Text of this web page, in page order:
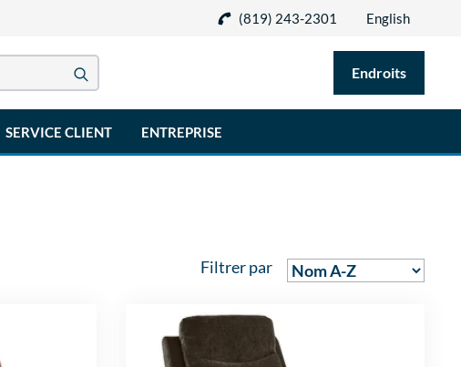
(819) 243-2301 English
Endroits
SERVICE CLIENT ENTREPRISE
Filtrer par